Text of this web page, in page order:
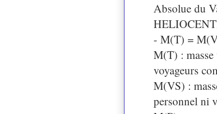
Absolue du
- M(T) =
M(T) : masse
voyageurs
M(VS) :
personnel ni